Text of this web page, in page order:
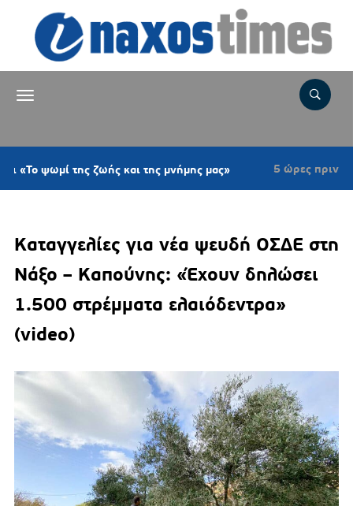
της ζωής και της μνήμης μας» 5 ώρες πριν Νάξος:
Καταγγελίες για νέα ψευδή ΟΣΔΕ στη
Νάξο – Καπούνης: «Έχουν δηλώσει
1.500 στρέμματα ελαιόδεντρα»
(video)